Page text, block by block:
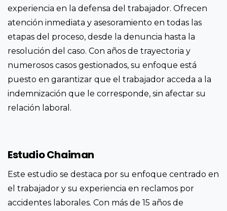
experiencia en la defensa del trabajador. Ofrecen
atención inmediata y asesoramiento en todas las
etapas del proceso, desde la denuncia hasta la
resolución del caso. Con años de trayectoria y
numerosos casos gestionados, su enfoque está
puesto en garantizar que el trabajador acceda a la
indemnización que le corresponde, sin afectar su
relación laboral.
Estudio Chaiman
Este estudio se destaca por su enfoque centrado en
el trabajador y su experiencia en reclamos por
accidentes laborales. Con más de 15 años de